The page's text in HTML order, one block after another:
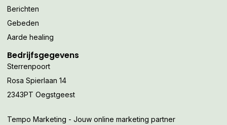
Berichten
Gebeden
Aarde healing
Bedrijfsgegevens
Sterrenpoort
Rosa Spierlaan 14
2343PT Oegstgeest
Tempo Marketing - Jouw online marketing partner